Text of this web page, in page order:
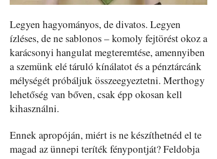
Legyen hagyományos, de divatos. Legyen
ízléses, de ne sablonos – komoly fejtörést okoz a
karácsonyi hangulat megteremtése, amennyiben
a szemünk elé táruló kínálatot és a pénztárcánk
mélységét próbáljuk összeegyeztetni. Merthogy
lehetőség van bőven, csak épp okosan kell
kihasználni.
Ennek apropóján, miért is ne készíthetnéd el te
magad az ünnepi teríték fénypontját? Feldobja